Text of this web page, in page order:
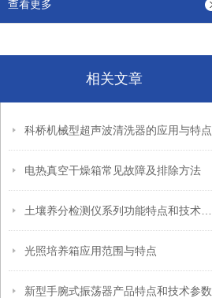
查看更多
相关文章
科桥机械型超声波清洗器的应用与特点
电热真空干燥箱常见故障及排除方法
光照培养箱应用范围与特点
新型手腕式振荡器产品特点和技术参数